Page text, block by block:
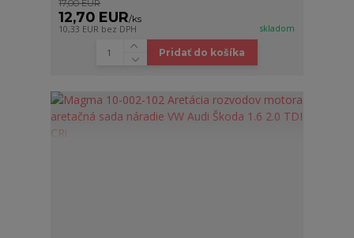
17,00 EUR
12,70 EUR/ks
10,33 EUR bez DPH skladom
Pridať do košíka